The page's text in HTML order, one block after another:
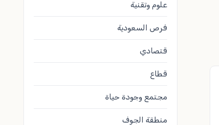
علوم وتقنية
فرص السعودية
قتصادي
قطاع
مجتمع وجودة حياة
منطقة الجوف